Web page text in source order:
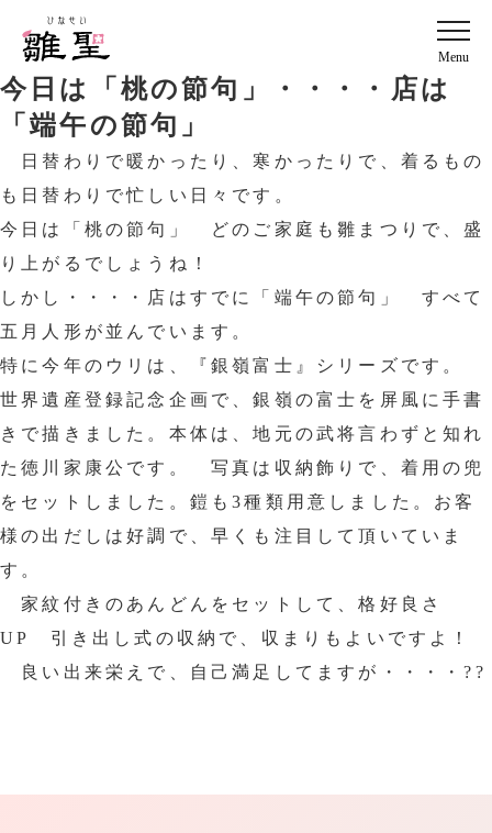
Menu
今日は「桃の節句」・・・・店は
「端午の節句」
日替わりで暖かったり、寒かったりで、着るもの
も日替わりで忙しい日々です。
今日は「桃の節句」 どのご家庭も雛まつりで、盛
り上がるでしょうね！
しかし・・・・店はすでに「端午の節句」 すべて
五月人形が並んでいます。
特に今年のウリは、『銀嶺富士』シリーズです。
世界遺産登録記念企画で、銀嶺の富士を屏風に手書
きで描きました。本体は、地元の武将言わずと知れ
た徳川家康公です。 写真は収納飾りで、着用の兜
をセットしました。鎧も3種類用意しました。お客
様の出だしは好調で、早くも注目して頂いていま
す。
家紋付きのあんどんをセットして、格好良さ
UP 引き出し式の収納で、収まりもよいですよ！
良い出来栄えで、自己満足してますが・・・・??